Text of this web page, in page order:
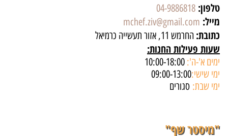
טלפון: 04-9886818
מייל: mchef.ziv@gmail.com
כתובת: החרמש 11, אזור תעשייה כרמיאל
שעות פעילות החנות:
ימים א'-ה':
ימי שישי:09:00-13:00
ימי שבת: סגורים
"מיסטר שף"